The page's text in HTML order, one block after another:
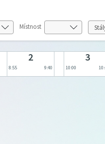
Místnost
2
8:55 9:40
3
10:00